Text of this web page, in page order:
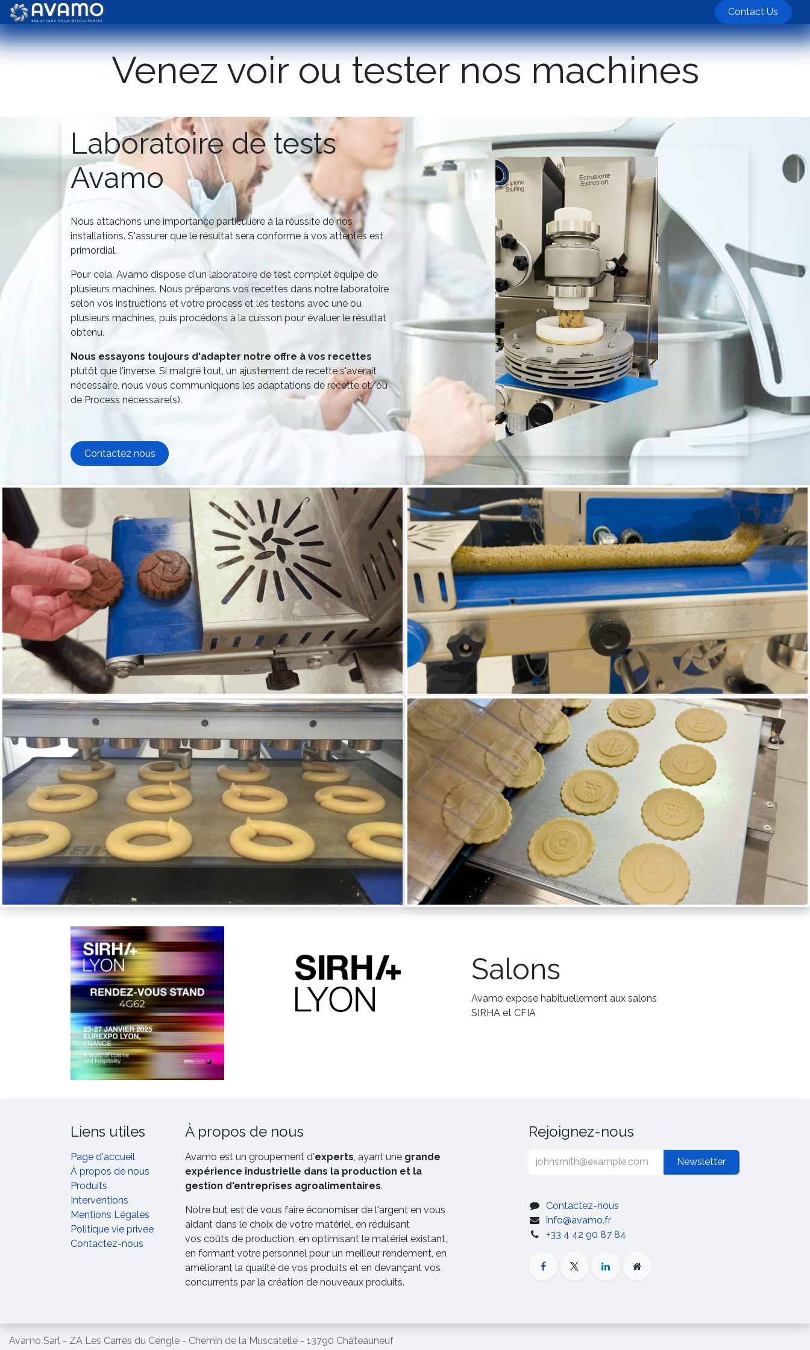
Skip to Content Contact Us
Venez voir ou tester nos machines
Laboratoire de tests
Avamo
Nous attachons une importance particulière à la réussite de nos
installations. S'assurer que le résultat sera conforme à vos attentes est
primordial.
Pour cela, Avamo dispose d'un laboratoire de test complet équipé de
plusieurs machines. Nous préparons vos recettes dans notre laboratoire
selon vos instructions et votre process et les testons avec une ou
plusieurs machines, puis procédons à la cuisson pour évaluer le résultat
obtenu.
Nous essayons toujours d'adapter notre offre à vos recettes
plutôt que l'inverse. Si malgré tout, un ajustement de recette s'avèrait
nécessaire, nous vous communiquons les adaptations de recette et/ou
de Process nécessaire(s).
Contactez nous
Salons
Avamo expose habituellement aux salons
SIRHA et CFIA
Liens utiles
Page d'accueil
À propos de nous
Produits
Interventions
Mentions Légales
Politique vie privée
Contactez-nous
À propos de nous
Avamo est un groupement d'experts, ayant une grande
expérience industrielle dans la production et la
gestion d'entreprises agroalimentaires.
Notre but est de vous faire économiser de l'argent en vous
aidant dans le choix de votre matériel, en réduisant
vos coûts de production, en optimisant le matériel existant,
en formant votre personnel pour un meilleur rendement, en
améliorant la qualité de vos produits et en devançant vos
concurrents par la création de nouveaux produits.
Rejoignez-nous
Newsletter
Contactez-nous
info@avamo.fr
+33 4 42 90 87 84
Avamo Sarl - ZA Les Carrés du Cengle - Chemin de la Muscatelle - 13790 Châteauneuf